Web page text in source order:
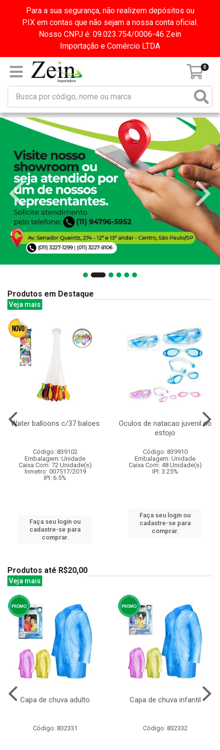
Para a sua segurança, não realizem depósitos ou
PIX em contas que não sejam a nossa conta oficial.
Nosso CNPJ é: 09.023.754/0006-46 Zein
Importação e Comércio LTDA
0
Produtos em Destaque
Veja mais
Water balloons c/37 baloes
Código: 839102
Embalagem: Unidade
Caixa Com: 72 Unidade(s)
Inmetro: 007517/2019
IPI: 6.5%
Faça seu login ou
cadastre-se para
comprar.
Oculos de natacao juvenil no
estojo
Código: 839910
Embalagem: Unidade
Caixa Com: 48 Unidade(s)
IPI: 3.25%
Faça seu login ou
cadastre-se para
comprar.
Produtos até R$20,00
Veja mais
Capa de chuva adulto
Código: 832331
Capa de chuva infantil
Código: 832332